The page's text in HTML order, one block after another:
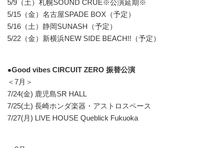
5/9（土）札幌SOUND CRUE※公演延期※
5/15（金）名古屋SPADE BOX（予定）
5/16（土）静岡SUNASH（予定）
5/22（金）新横浜NEW SIDE BEACH!!（予定）
●Good vibes CIRCUIT ZERO 振替公演
＜7月＞
7/24(金) 鹿児島SR HALL
7/25(土) 長崎ホンダ楽器・アストロスペース
7/27(月) LIVE HOUSE Queblick Fukuoka